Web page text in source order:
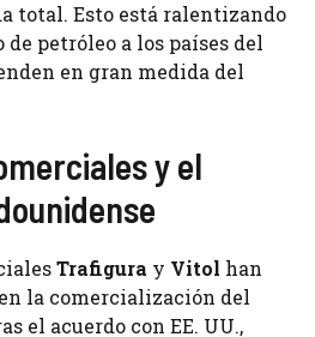
total. Esto está ralentizando
petróleo a los países del
en gran medida del
y el
Trafigura y Vitol han
la comercialización del
el acuerdo con EE. UU.,